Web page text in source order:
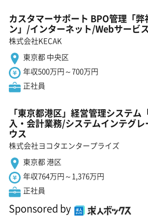
カスタマーサポート BPO管理「弊
ン」/インターネット/Webサービ
株式会社KECAK
東京都 中央区
年収500万円～700万円
正社員
「東京都港区」経営管理システ
入・会計業務/システムインテグ
ウス
株式会社ヨコタエンタープライズ
東京都 港区
年収764万円～1,376万円
正社員
Sponsored by